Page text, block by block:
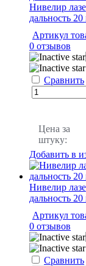
Нивелир
дальность
Артикул
0 отзывов
Сравнить
Цена за
штуку:
Добавить в
Нивелир
дальность
Артикул
0 отзывов
Сравнить